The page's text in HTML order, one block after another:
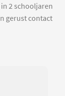
2 schooljaren
gerust contact